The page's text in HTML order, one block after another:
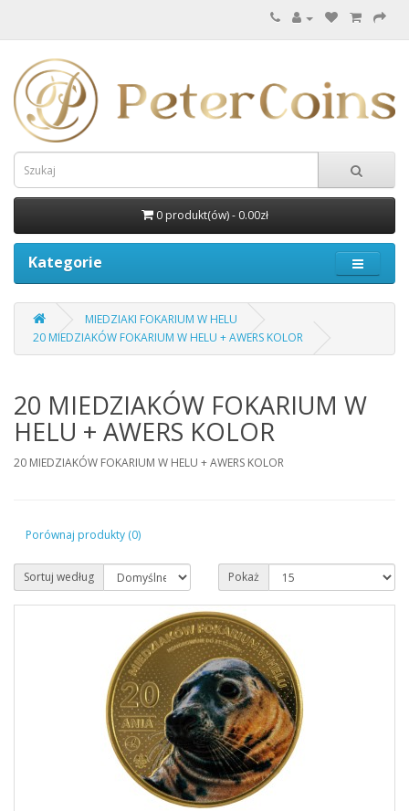
0 produkt(ów) - 0.00zł
Kategorie
MIEDZIAKI FOKARIUM W HELU
20 MIEDZIAKÓW FOKARIUM W HELU + AWERS KOLOR
20 MIEDZIAKÓW FOKARIUM W
HELU + AWERS KOLOR
20 MIEDZIAKÓW FOKARIUM W HELU + AWERS KOLOR
Porównaj produkty (0)
Sortuj według Pokaż